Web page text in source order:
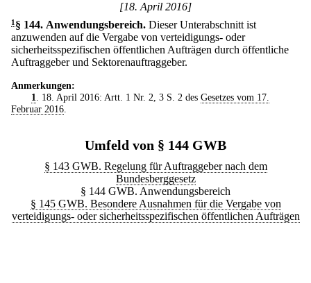
[18. April 2016]
1 § 144. Anwendungsbereich. Dieser Unterabschnitt ist
anzuwenden auf die Vergabe von verteidigungs- oder
sicherheitsspezifischen öffentlichen Aufträgen durch öffentliche
Auftraggeber und Sektorenauftraggeber.
Anmerkungen:
1
. 18. April 2016: Artt. 1 Nr. 2, 3 S. 2 des Gesetzes vom 17.
Februar 2016
Umfeld von § 144 GWB
§ 143 GWB. Regelung für Auftraggeber nach dem
Bundesberggesetz
§ 144 GWB. Anwendungsbereich
§ 145 GWB. Besondere Ausnahmen für die Vergabe von
verteidigungs- oder sicherheitsspezifischen öffentlichen Aufträgen